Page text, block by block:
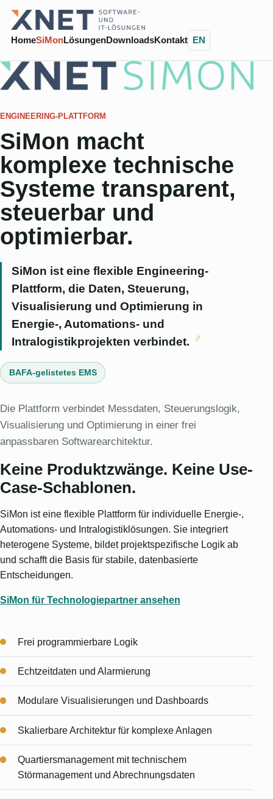
HomeSiMonLösungenDownloadsKontakt EN
ENGINEERING-PLATTFORM
SiMon macht
komplexe technische
Systeme transparent,
steuerbar und
optimierbar.
SiMon ist eine flexible Engineering-
Plattform, die Daten, Steuerung,
Visualisierung und Optimierung in
Energie-, Automations- und
Intralogistikprojekten verbindet.
BAFA-gelistetes EMS
Die Plattform verbindet Messdaten, Steuerungslogik,
Visualisierung und Optimierung in einer frei
anpassbaren Softwarearchitektur.
Keine Produktzwänge. Keine Use-
Case-Schablonen.
SiMon ist eine flexible Plattform für individuelle Energie-,
Automations- und Intralogistiklösungen. Sie integriert
heterogene Systeme, bildet projektspezifische Logik ab
und schafft die Basis für stabile, datenbasierte
Entscheidungen.
SiMon für Technologiepartner ansehen
Frei programmierbare Logik
Echtzeitdaten und Alarmierung
Modulare Visualisierungen und Dashboards
Skalierbare Architektur für komplexe Anlagen
Quartiersmanagement mit technischem
Störmanagement und Abrechnungsdaten